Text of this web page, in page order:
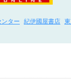
ター 紀伊國屋書店